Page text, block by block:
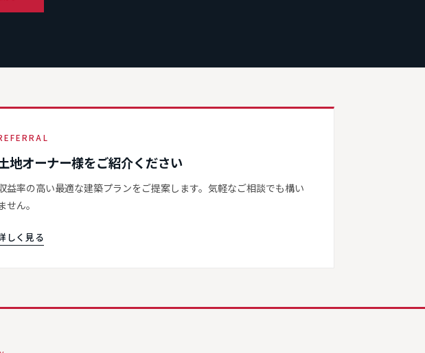
地オーナー様をご紹介ください
益率の高い最適な建築プランをご提案します。気軽なご相談でも構い
せん。
しく見る